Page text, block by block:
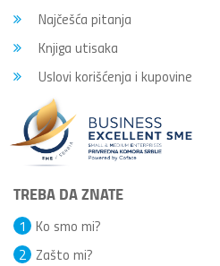
Najčešća pitanja
Knjiga utisaka
Uslovi korišćenja i kupovine
TREBA DA ZNATE
Ko smo mi?
1
Zašto mi?
2